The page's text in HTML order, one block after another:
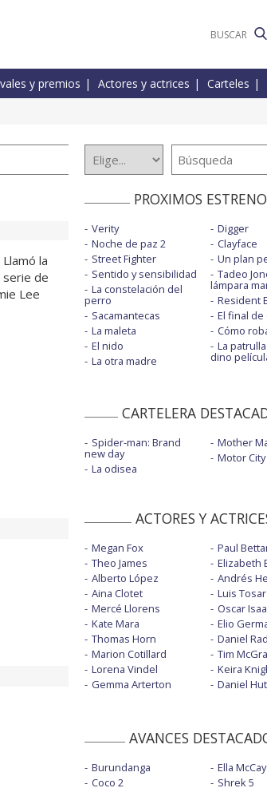
y premios Actores y actrices Carteles
la
serie de
Lee
PROXIMOS
Verity
Noche de paz 2
Street Fighter
Sentido y sensibilidad
La constelación del
perro
Sacamantecas
La maleta
El nido
La otra madre
Digger
Clayface
Un plan
Tadeo
lámpara
Resident
El final de
Cómo
La
dino
CARTELERA
Spider-man: Brand
new day
La odisea
Mother
Motor City
ACTORES Y
Megan Fox
Theo James
Alberto López
Aina Clotet
Mercé Llorens
Kate Mara
Thomas Horn
Marion Cotillard
Lorena Vindel
Gemma Arterton
Paul
Elizabeth
Andrés
Luis Tosar
Oscar
Elio
Daniel
Tim
Keira
Daniel
AVANCES
Burundanga
Coco 2
Ella McCay
Shrek 5